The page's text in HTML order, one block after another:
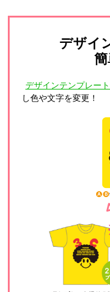
デザイ
デザインテンプレー
し色や文字を変更！